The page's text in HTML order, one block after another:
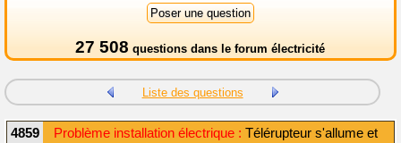
27 508 questions dans le forum électricité
Liste des questions
4859 Problème installation électrique : Télérupteur s'allume et